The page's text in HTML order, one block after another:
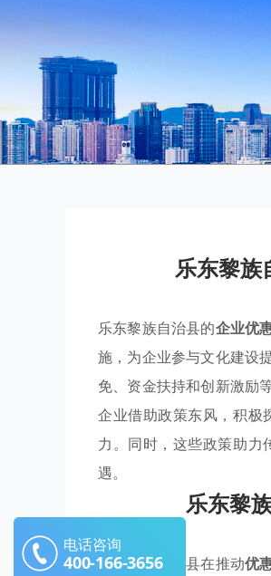
乐东黎族
乐东黎族自治县的企业优
施，为企业参与文化建设
免、资金扶持和创新激励
企业借助政策东风，积极
力。同时，这些政策助力
遇。
乐东黎
乐东黎族自治县在推动优
电话咨询
400-166-3656